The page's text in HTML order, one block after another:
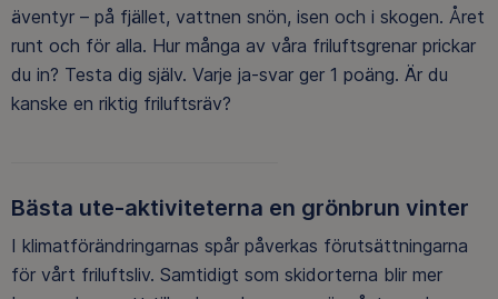
äventyr – på fjället, vattnen snön, isen och i skogen. Året
runt och för alla. Hur många av våra friluftsgrenar prickar
du in? Testa dig själv. Varje ja-svar ger 1 poäng. Är du
kanske en riktig friluftsräv?
Bästa ute-aktiviteterna en grönbrun vinter
I klimatförändringarnas spår påverkas förutsättningarna
för vårt friluftsliv. Samtidigt som skidorterna blir mer